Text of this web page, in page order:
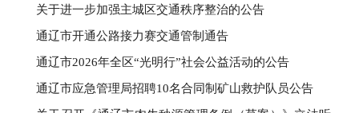
关于进一步加强主城区交通秩序整治的公告
通辽市开通公路接力赛交通管制通告
通辽市2026年全区“光明行”社会公益活动的公告
通辽市应急管理局招聘10名合同制矿山救护队员公告